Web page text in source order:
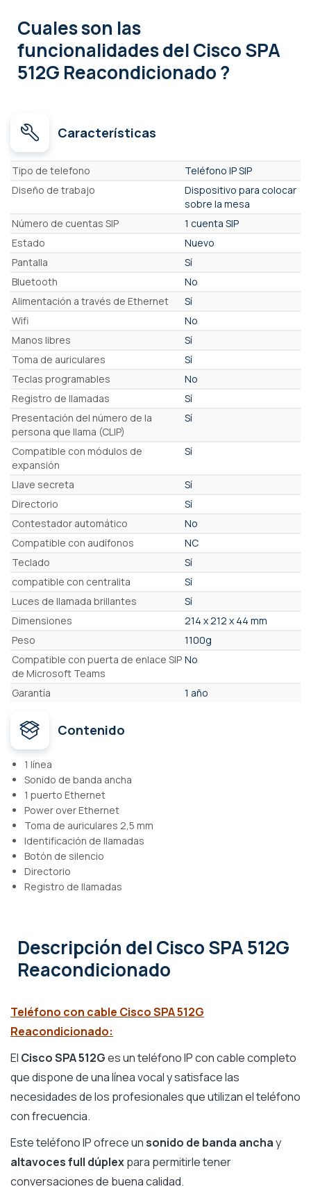
Cuales son las
funcionalidadesdel Cisco SPA
512G Reacondicionado ?
Características
Características
Tipo de telefono
Teléfono IP SIP
Diseño de trabajo
Dispositivo para colocar
sobre la mesa
Número de cuentas SIP
1 cuenta SIP
Estado
Nuevo
Pantalla
Sí
Bluetooth
No
Alimentación a través de Ethernet
Sí
Wifi
No
Manos libres
Sí
Toma de auriculares
Sí
Teclas programables
No
Registro de llamadas
Sí
Presentación del número de la
persona que llama (CLIP)
Sí
Compatible con módulos de
expansión
Sí
Llave secreta
Sí
Directorio
Sí
Contestador automático
No
Compatible con audífonos
NC
Teclado
Sí
compatible con centralita
Sí
Luces de llamada brillantes
Sí
Dimensiones
214 x 212 x 44 mm
Peso
1100g
Compatible con puerta de enlace SIP
de Microsoft Teams
No
Garantía 1 año
Contenido
1 línea
Sonido de banda ancha
1 puerto Ethernet
Power over Ethernet
Toma de auriculares 2,5 mm
Identificación de llamadas
Botón de silencio
Directorio
Registro de llamadas
Descripción del Cisco SPA 512G
Reacondicionado
Teléfono con cable Cisco SPA 512G
Reacondicionado:
El Cisco SPA 512Ges un teléfono IP con cable completo
que dispone de una línea vocal y satisface las
necesidades de los profesionales que utilizan el teléfono
con frecuencia.
Este teléfono IP ofrece unsonido de banda anchay
altavoces full dúplexpara permitirle tener
conversaciones de buena calidad.